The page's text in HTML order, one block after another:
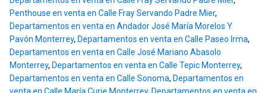
Penthouse en venta en Calle Fray Servando Padre Mier,
Departamentos en venta en Andador José María Morelos Y
Pavón Monterrey, Departamentos en venta en Calle Paseo Irma,
Departamentos en venta en Calle José Mariano Abasolo
Monterrey, Departamentos en venta en Calle Tepic Monterrey,
Departamentos en venta en Calle Sonoma, Departamentos en